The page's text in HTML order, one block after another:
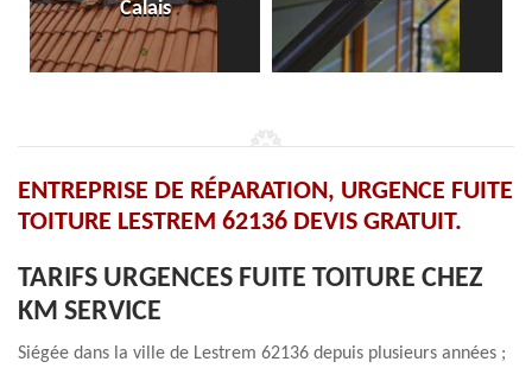
ENTREPRISE DE RÉPARATION, URGENCE FUITE
TOITURE LESTREM 62136 DEVIS GRATUIT.
TARIFS URGENCES FUITE TOITURE CHEZ
KM SERVICE
Siégée dans la ville de Lestrem 62136 depuis plusieurs années ;